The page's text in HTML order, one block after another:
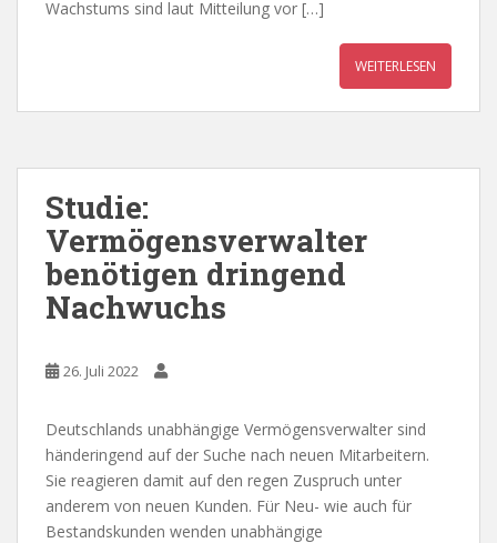
Wachstums sind laut Mitteilung vor […]
WEITERLESEN
Studie:
Vermögensverwalter
benötigen dringend
Nachwuchs
26. Juli 2022
Deutschlands unabhängige Vermögensverwalter sind
händeringend auf der Suche nach neuen Mitarbeitern.
Sie reagieren damit auf den regen Zuspruch unter
anderem von neuen Kunden. Für Neu- wie auch für
Bestandskunden wenden unabhängige